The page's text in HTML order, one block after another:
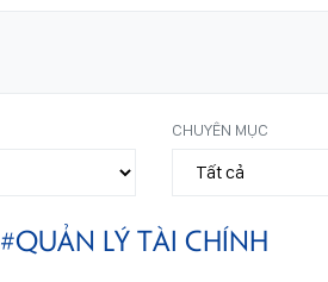
CHUYÊN MỤC
#QUẢN LÝ TÀI CHÍNH